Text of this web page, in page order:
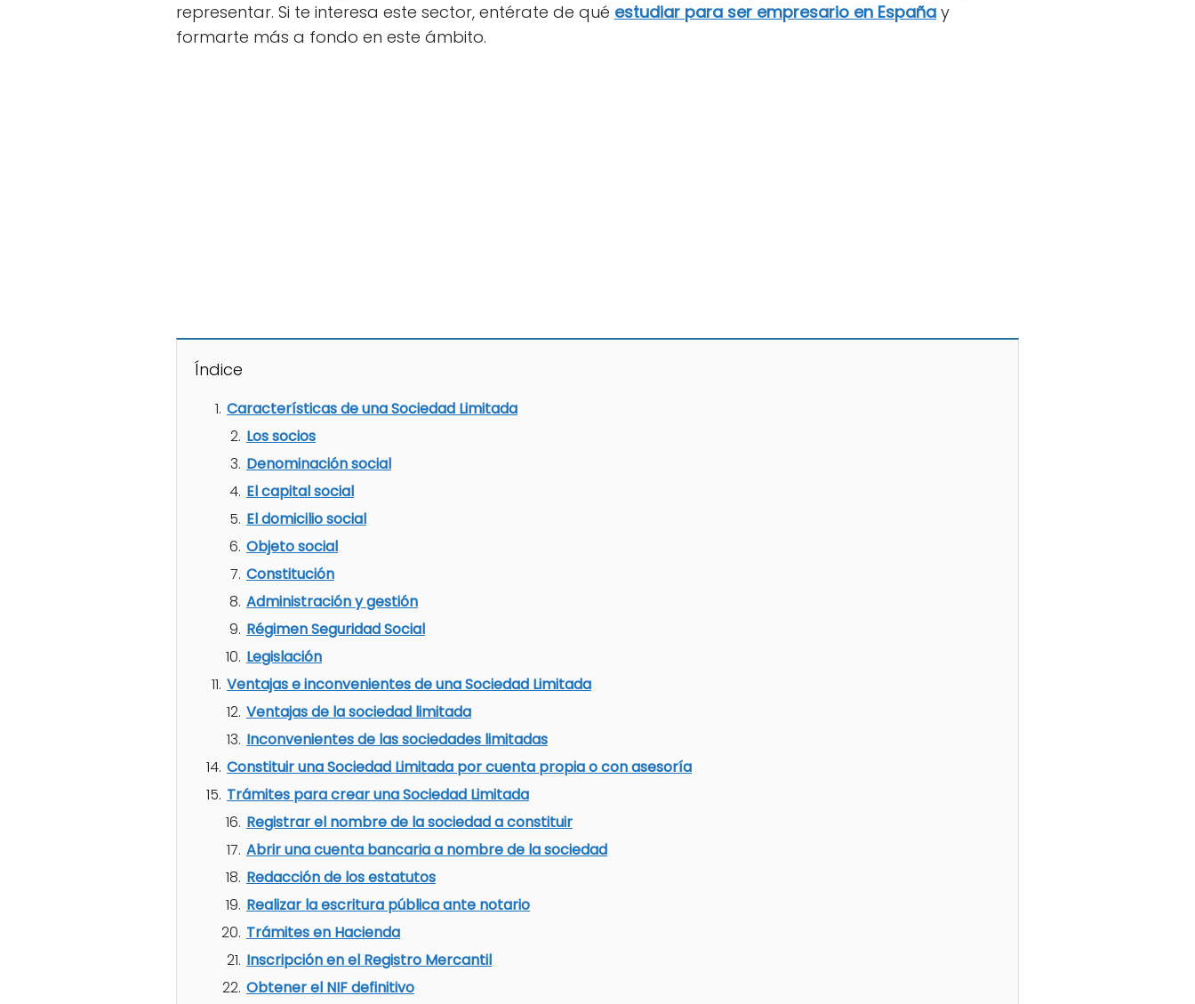
representar. Si te interesa este sector, entérate de qué estudiar para ser empresario en España y
formarte más a fondo en este ámbito.
Índice
Características de una Sociedad Limitada
Los socios
Denominación social
El capital social
El domicilio social
Objeto social
Constitución
Administración y gestión
Régimen Seguridad Social
Legislación
Ventajas e inconvenientes de una Sociedad Limitada
Ventajas de la sociedad limitada
Inconvenientes de las sociedades limitadas
Constituir una Sociedad Limitada por cuenta propia o con asesoría
Trámites para crear una Sociedad Limitada
Registrar el nombre de la sociedad a constituir
Abrir una cuenta bancaria a nombre de la sociedad
Redacción de los estatutos
Realizar la escritura pública ante notario
Trámites en Hacienda
Inscripción en el Registro Mercantil
Obtener el NIF definitivo